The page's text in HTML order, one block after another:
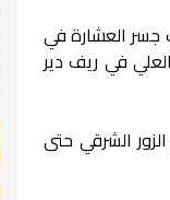
جسر العشارة في
في ريف دير
الشرقي حتى